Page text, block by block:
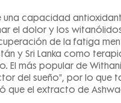
una capacidad
el dolor y los
de la fatiga
y Sri Lanka como
El más popular de
del sueño", por lo
que el extracto de